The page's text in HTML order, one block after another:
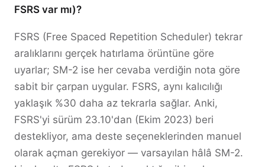
FSRS var mı)?
FSRS (Free Spaced Repetition Scheduler) tekrar
aralıklarını gerçek hatırlama örüntüne göre
uyarlar; SM-2 ise her cevaba verdiğin nota göre
sabit bir çarpan uygular. FSRS, aynı kalıcılığı
yaklaşık %30 daha az tekrarla sağlar. Anki,
FSRS'yi sürüm 23.10'dan (Ekim 2023) beri
destekliyor, ama deste seçeneklerinden manuel
olarak açman gerekiyor — varsayılan hâlâ SM-2.